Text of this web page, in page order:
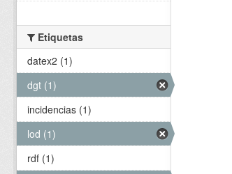
Etiquetas
datex2 (1)
dgt (1)
incidencias (1)
lod (1)
rdf (1)